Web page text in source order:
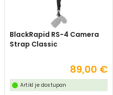
BlackRapid RS-4 Camera
Strap Classic
89,00 €
Artikl je dostupan